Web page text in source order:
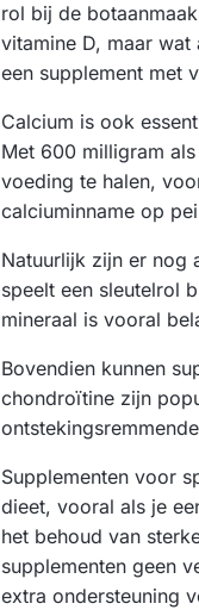
rol bij de
vitamine D, maar
een supplement met
Calcium is ook
Met 600 milligram
voeding te halen,
calciuminname op
Natuurlijk zijn er nog
speelt een sleutelrol
mineraal is vooral
Bovendien kunnen
chondroïtine zijn
Supplementen voor
dieet, vooral als je
het behoud van
supplementen geen
extra ondersteuning